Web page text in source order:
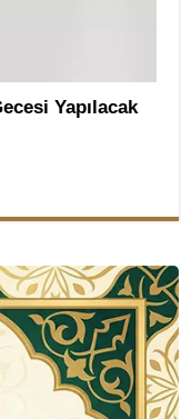
Yapılacak